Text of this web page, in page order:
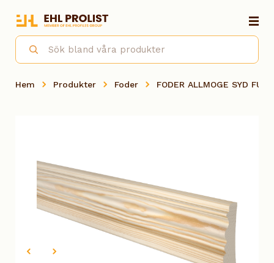
Hem Produkter Foder FODER ALLMOGE SYD